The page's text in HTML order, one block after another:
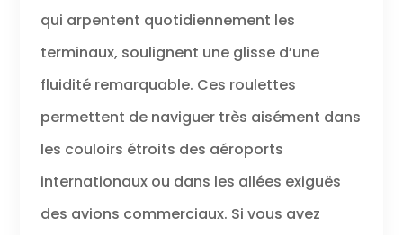
1 à 2 costumes et
Powerpocket :
permet de
facilement la
téléphone
portable pour le
charger en
déplacement
qui arpentent quotidiennement les
terminaux, soulignent une glisse d’une
fluidité remarquable. Ces roulettes
permettent de naviguer très aisément dans
les couloirs étroits des aéroports
internationaux ou dans les allées exiguës
des avions commerciaux. Si vous avez